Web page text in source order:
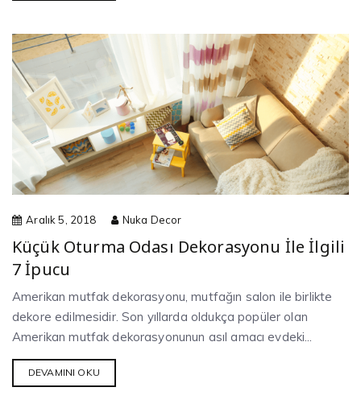
Aralık 5, 2018 Nuka Decor
Küçük Oturma Odası Dekorasyonu İle İlgili
7 İpucu
Amerikan mutfak dekorasyonu, mutfağın salon ile birlikte
dekore edilmesidir. Son yıllarda oldukça popüler olan
Amerikan mutfak dekorasyonunun asıl amacı evdeki...
DEVAMINI OKU